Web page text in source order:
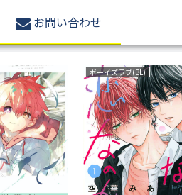
お問い合わせ
ファンタジー